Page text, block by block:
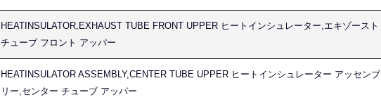
HEATINSULATOR,EXHAUST TUBE FRONT UPPER ヒートインシュレーター,エキゾースト
チューブ フロント アッパー
HEATINSULATOR ASSEMBLY,CENTER TUBE UPPER ヒートインシュレーター アッセンブ
リー,センター チューブ アッパー